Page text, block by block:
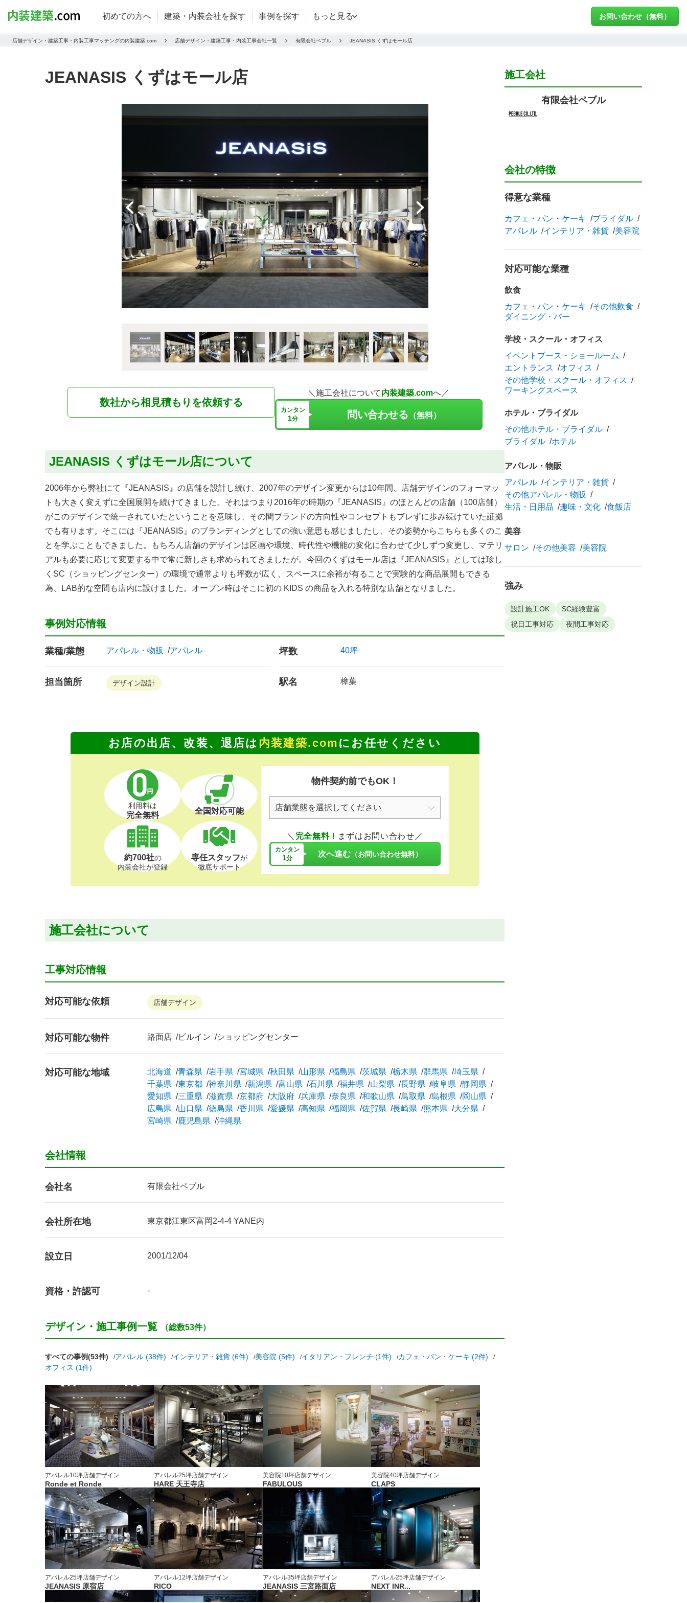
初めての方へ 建築・内装会社を探す 事例を探す もっと見る お問い合わせ（無料）
店舗デザイン・建築工事・内装工事マッチングの内装建築.com 店舗デザイン・建築工事・内装工事会社一覧 有限会社ペブル JEANASIS くずはモール店
JEANASIS くずはモール店
数社から相見積もりを依頼する
＼施工会社について内装建築.comへ／
カンタン
1分 問い合わせる （無料）
JEANASIS くずはモール店について
2006年から弊社にて『JEANASIS』の店舗を設計し続け、2007年のデザイン変更からは10年間、店舗デザインのフォーマッ
トも大きく変えずに全国展開を続けてきました。それはつまり2016年の時期の『JEANASIS』のほとんどの店舗（100店舗）
がこのデザインで統一されていたということを意味し、その間ブランドの方向性やコンセプトもブレずに歩み続けていた証拠
でも有ります。そこには『JEANASIS』のブランディングとしての強い意思も感じましたし、その姿勢からこちらも多くのこ
とを学ぶこともできました。もちろん店舗のデザインは区画や環境、時代性や機能の変化に合わせて少しずつ変更し、マテリ
アルも必要に応じて変更する中で常に新しさも求められてきましたが。今回のくずはモール店は『JEANASIS』としては珍し
くSC（ショッピングセンター）の環境で通常よりも坪数が広く、スペースに余裕が有ることで実験的な商品展開もできる
為、LAB的な空間も店内に設けました。オープン時はそこに初の KIDS の商品を入れる特別な店舗となりました。
事例対応情報
業種/業態 アパレル・物販 アパレル 坪数 40坪
担当箇所 デザイン設計 駅名 樟葉
お店の出店、改装、退店は 内装建築.com にお任せください
利用料は
完全無料 全国対応可能
約700社の
内装会社が登録
専任スタッフが
徹底サポート
物件契約前でもOK！
＼ 完全無料！ まずはお問い合わせ／
カンタン
1分 次へ進む （お問い合わせ無料）
施工会社について
工事対応情報
対応可能な依頼 店舗デザイン
対応可能な物件 路面店 ビルイン ショッピングセンター
対応可能な地域 北海道 青森県 岩手県 宮城県 秋田県 山形県 福島県 茨城県 栃木県 群馬県
埼玉県
千葉県
東京都 神奈川県 新潟県 富山県 石川県 福井県 山梨県 長野県 岐阜県
静岡県
愛知県
三重県 滋賀県 京都府 大阪府 兵庫県 奈良県 和歌山県 鳥取県 島根県
岡山県
広島県
山口県 徳島県 香川県 愛媛県 高知県 福岡県 佐賀県 長崎県 熊本県
大分県
宮崎県
鹿児島県 沖縄県
会社情報
会社名 有限会社ペブル
会社所在地 東京都江東区富岡2-4-4 YANE内
設立日 2001/12/04
資格・許認可 -
デザイン・施工事例一覧 （総数53件）
すべての事例(53件) アパレル (38件) インテリア・雑貨 (6件) 美容院 (5件) イタリアン・フレンチ (1件)
カフェ・パン・ケーキ (2件)
オフィス (1件)
アパレル10坪店舗デザイン
Ronde et Ronde
アパレル25坪店舗デザイン
HARE 天王寺店
美容院10坪店舗デザイン
FABULOUS
美容院40坪店舗デザイン
CLAPS
アパレル25坪店舗デザイン
JEANASIS 原宿店
アパレル12坪店舗デザイン
RICO
アパレル35坪店舗デザイン
JEANASIS 三宮路面店
アパレル25坪店舗デザイン
NEXT INR...
施工会社
有限会社ペブル
会社の特徴
得意な業種
カフェ・パン・ケーキ
ブライダル
アパレル
インテリア・雑貨 美容院
対応可能な業種
飲食
カフェ・パン・ケーキ
その他飲食
ダイニング・バー
学校・スクール・オフィス
イベントブース・ショールーム
エントランス
オフィス
その他学校・スクール・オフィス
ワーキングスペース
ホテル・ブライダル
その他ホテル・ブライダル
ブライダル
ホテル
アパレル・物販
アパレル
インテリア・雑貨
その他アパレル・物販
生活・日用品
趣味・文化 食飯店
美容
サロン
その他美容 美容院
強み
設計施工OK
SC経験豊富
祝日工事対応
夜間工事対応